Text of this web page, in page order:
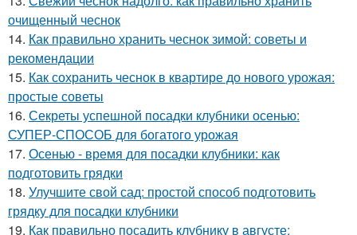
очищенный чеснок
14. Как правильно хранить чеснок зимой: советы и
рекомендации
15. Как сохранить чеснок в квартире до нового урожая:
простые советы
16. Секреты успешной посадки клубники осенью:
СУПЕР-СПОСОБ для богатого урожая
17. Осенью - время для посадки клубники: как
подготовить грядки
18. Улучшите свой сад: простой способ подготовить
грядку для посадки клубники
19. Как правильно посадить клубнику в августе: